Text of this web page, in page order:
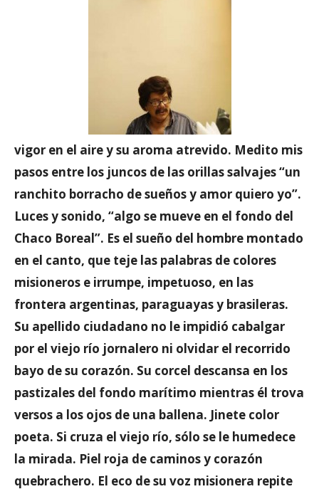
vigor en el aire y su aroma atrevido. Medito mis
pasos entre los juncos de las orillas salvajes “un
ranchito borracho de sueños y amor quiero yo”.
Luces y sonido, “algo se mueve en el fondo del
Chaco Boreal”. Es el sueño del hombre montado
en el canto, que teje las palabras de colores
misioneros e irrumpe, impetuoso, en las
frontera argentinas, paraguayas y brasileras.
Su apellido ciudadano no le impidió cabalgar
por el viejo río jornalero ni olvidar el recorrido
bayo de su corazón. Su corcel descansa en los
pastizales del fondo marítimo mientras él trova
versos a los ojos de una ballena. Jinete color
poeta. Si cruza el viejo río, sólo se le humedece
la mirada. Piel roja de caminos y corazón
quebrachero. El eco de su voz misionera repite